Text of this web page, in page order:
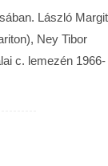
László Margit
Ney Tibor
c. lemezén 1966-